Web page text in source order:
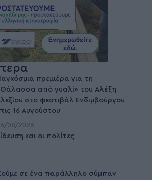
πρεμιέρα για τη
από γυαλί» του Αλέξη
στο φεστιβάλ Ενδιμβούργου
16 Αυγούστου
08/2026
και οι πολίτες
σε ένα παράλληλο σύμπαν